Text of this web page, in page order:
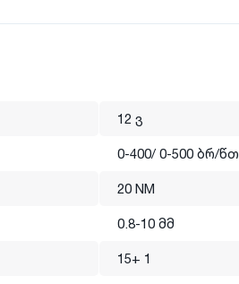
12 ვ
0-400/ 0-500 ბრ/წთ
20 NM
0.8-10 მმ
15+ 1